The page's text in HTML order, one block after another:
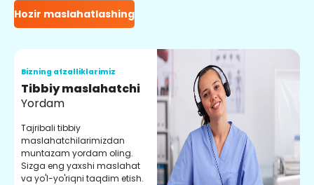
Hozir maslahatlashing
Bizning afzalliklarimiz
Tibbiy maslahatchi
Yordam
Tajribali tibbiy
maslahatchilarimizdan
muntazam yordam oling.
Sizga eng yaxshi maslahat
va yo'l-yo'riqni taqdim etish.